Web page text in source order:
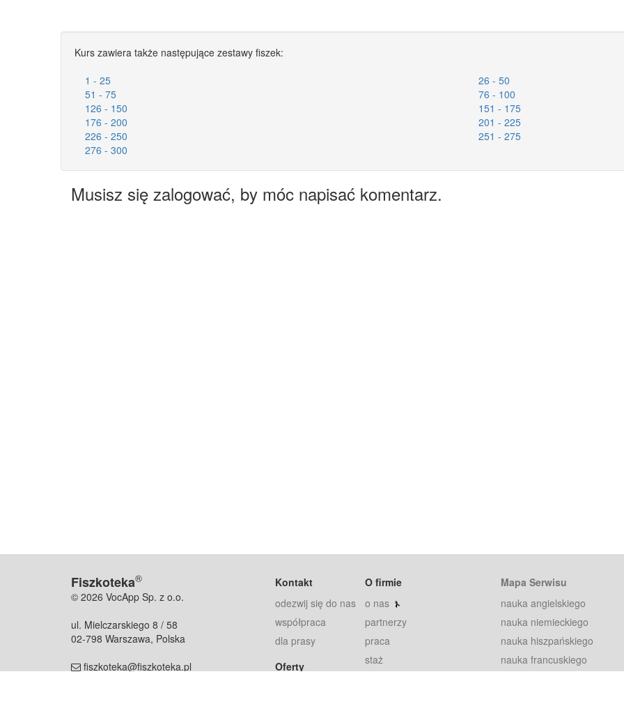
Kurs zawiera także następujące zestawy fiszek:
1 - 25
26 - 50
51 - 75
76 - 100
126 - 150
151 - 175
176 - 200
201 - 225
226 - 250
251 - 275
276 - 300
Musisz się zalogować, by móc napisać komentarz.
Fiszkoteka®
© 2026 VocApp Sp. z o.o.
ul. Mielczarskiego 8 / 58
02-798 Warszawa, Polska
fiszkoteka@fiszkoteka.pl
Kontakt
odezwij się do nas
współpraca
dla prasy
Oferty
O firmie
o nas
partnerzy
praca
staż
Mapa Serwisu
nauka angielskiego
nauka niemieckiego
nauka hiszpańskiego
nauka francuskiego